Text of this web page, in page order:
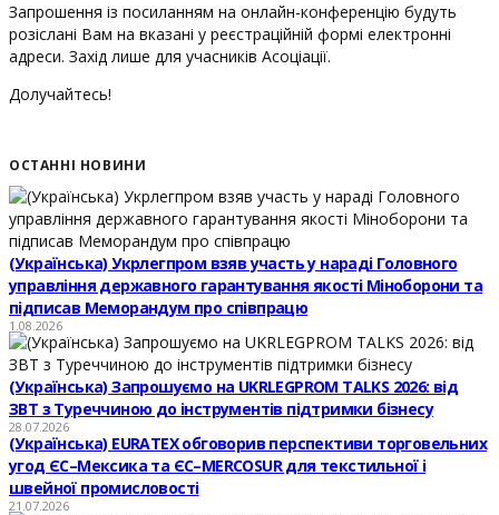
Запрошення із посиланням на онлайн-конференцію будуть
розіслані Вам на вказані у реєстраційній формі електронні
адреси. Захід лише для учасників Асоціації.
Долучайтесь!
ОСТАННІ НОВИНИ
(Українська) Укрлегпром взяв участь у нараді Головного
управління державного гарантування якості Міноборони та
підписав Меморандум про співпрацю
1.08.2026
(Українська) Запрошуємо на UKRLEGPROM TALKS 2026: від
ЗВТ з Туреччиною до інструментів підтримки бізнесу
28.07.2026
(Українська) EURATEX обговорив перспективи торговельних
угод ЄС–Мексика та ЄС–MERCOSUR для текстильної і
швейної промисловості
21.07.2026